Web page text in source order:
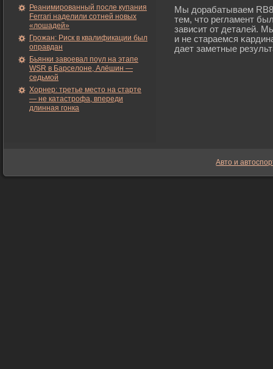
Реанимированный после купания
Ferrari наделили сотней новых
«лошадей»
Грожан: Риск в квалификации был
оправдан
Бьянки завоевал поул на этапе
WSR в Барселоне, Алёшин —
седьмой
Хорнер: третье место на старте
— не катастрофа, впереди
длинная гонка
Мы дорабатываем
тем, что регламент
зависит от деталей.
и не стараемся
дает заметные
Авто и